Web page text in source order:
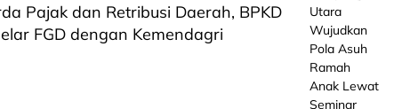
Pajak dan Retribusi Daerah, BPKD
FGD dengan Kemendagri